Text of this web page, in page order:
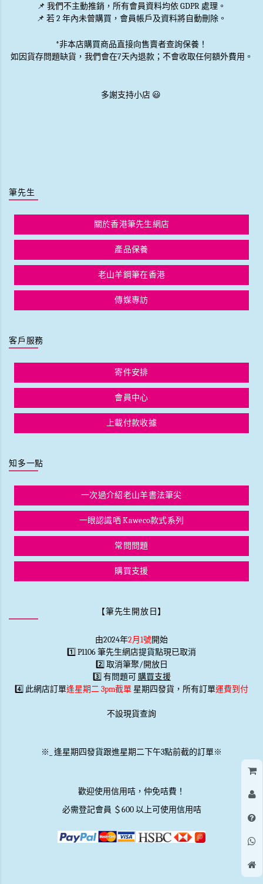
📌 我們不主動推銷 ，所有會員資料均依 GDPR 處理。
📌 若 2 年內未曾購買，會員帳戶及資料將自動刪除。
*非本店購買商品直接向售賣者查詢保養！
如因貨存問題缺貨，我們會在7天內退款；不會收取任何額外費用。
多謝支持小店 😃
筆先生
關於香港筆先生網店
產品保養
老山羊鋼筆在香港
傳媒專訪
客戶服務
寄件安排
會員中心
上載付款收據
知多一點
一次過介紹老山羊書法筆尖
一眼認識哂 Kaweco款式系列
常問問題
購買支援
【筆先生開放日】
由2024年2月1號開始
1️⃣ P1106 筆先生網店提貨點現已取消
2️⃣ 取消筆聚/開放日
3️⃣ 有問題可 購買支援
4️⃣ 此網店訂單逢星期二 3pm截單 星期四發貨，所有訂單運費到付
不設現貨查詢
※ 逢星期四發貨跟進星期二下午3點前截的訂單※
歡迎使用信用咭，仲免咭費！
必需登記會員 ＄600 以上可使用信用咭